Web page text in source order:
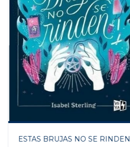
ESTAS BRUJAS NO SE RINDEN